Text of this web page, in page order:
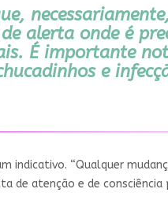
alerta onde é
É importante
e
indicativo. “Qualquer
atenção e de consciência